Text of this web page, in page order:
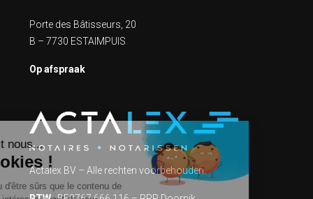
Porte des Bâtisseurs, 20
B – 7730 ESTAIMPUIS
Op afspraak
Actalex BV – Alle rechten voorbehouden.
BTW.BE0767.666.116 – RPR Doornik
Salut c'est nous...
les Cookies !
On a attendu d'être sûrs que le contenu de